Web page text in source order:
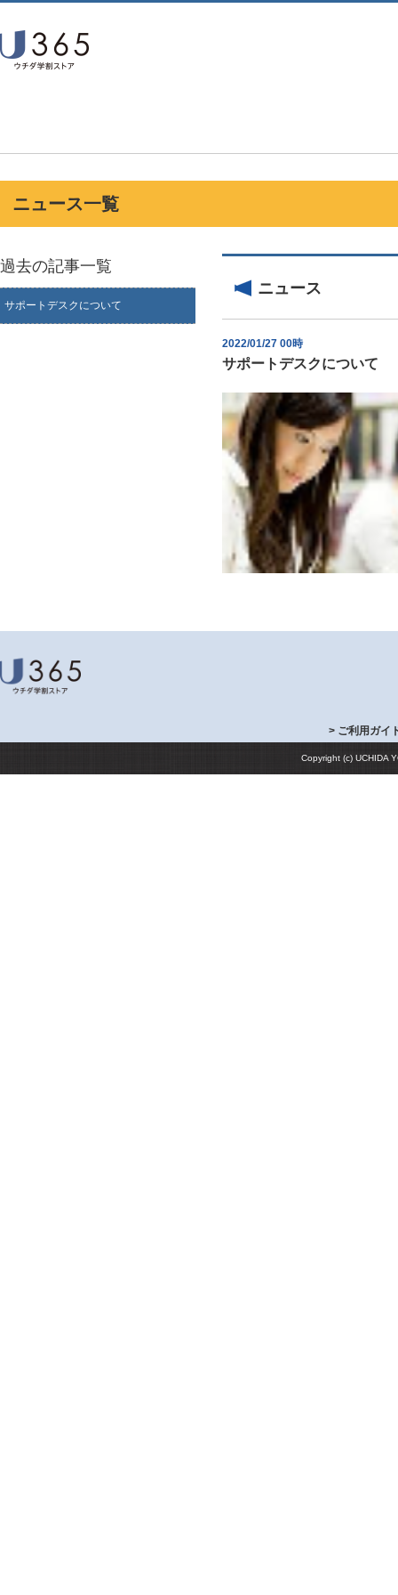
ニュース一覧
過去の記事一覧
サポートデスクについて
ニュース
2022/01/27 00時
サポートデスクについて
> ご利用ガイ
Copyright (c) UCHIDA